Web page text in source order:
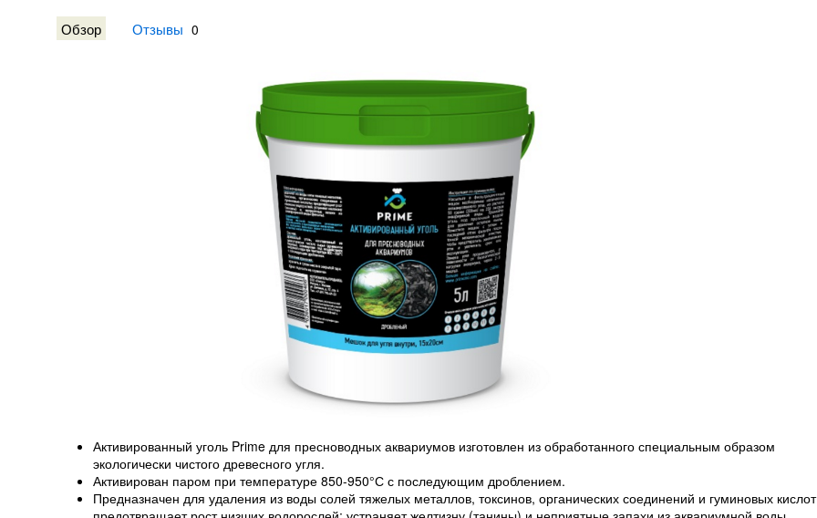
Обзор Отзывы 0
Активированный уголь Prime для пресноводных аквариумов изготовлен из обработанного специальным образом
экологически чистого древесного угля.
Активирован паром при температуре 850-950°С с последующим дроблением.
Предназначен для удаления из воды солей тяжелых металлов, токсинов, органических соединений и гуминовых